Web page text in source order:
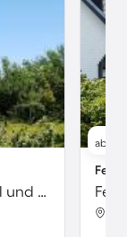
Wunderschöne Wohnung mit Grill und Garten | Meerblick | Nah am Strand | Hunde erlaubt
ab